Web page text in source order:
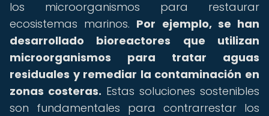
los microorganismos para restaurar
ecosistemas marinos. Por ejemplo, se han
desarrollado bioreactores que utilizan
microorganismos para tratar aguas
residuales y remediar la contaminación en
zonas costeras. Estas soluciones sostenibles
son fundamentales para contrarrestar los